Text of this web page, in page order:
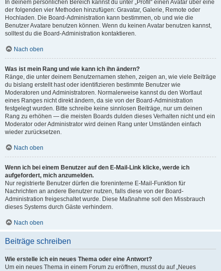
In deinem persönlichen Bereich kannst du unter „Profil“ einen Avatar über eine
der folgenden vier Methoden hinzufügen: Gravatar, Galerie, Remote oder
Hochladen. Die Board-Administration kann bestimmen, ob und wie die
Benutzer Avatare benutzen können. Wenn du keinen Avatar benutzen kannst,
solltest du die Board-Administration kontaktieren.
Nach oben
Was ist mein Rang und wie kann ich ihn ändern?
Ränge, die unter deinem Benutzernamen stehen, zeigen an, wie viele Beiträge
du bislang erstellt hast oder identifizieren bestimmte Benutzer wie
Moderatoren und Administratoren. Normalerweise kannst du den Wortlaut
eines Ranges nicht direkt ändern, da sie von der Board-Administration
festgelegt wurden. Bitte schreibe keine sinnlosen Beiträge, nur um deinen
Rang zu erhöhen — die meisten Boards dulden dieses Verhalten nicht und ein
Moderator oder Administrator wird deinen Rang unter Umständen einfach
wieder zurücksetzen.
Nach oben
Wenn ich bei einem Benutzer auf den E-Mail-Link klicke, werde ich
aufgefordert, mich anzumelden.
Nur registrierte Benutzer dürfen die foreninterne E-Mail-Funktion für
Nachrichten an andere Benutzer nutzen, falls diese von der Board-
Administration freigeschaltet wurde. Diese Maßnahme soll den Missbrauch
dieses Systems durch Gäste verhindern.
Nach oben
Beiträge schreiben
Wie erstelle ich ein neues Thema oder eine Antwort?
Um ein neues Thema in einem Forum zu eröffnen, musst du auf „Neues